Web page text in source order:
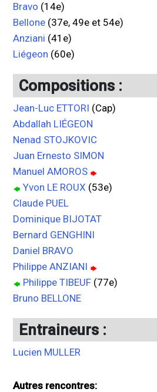
Bravo (14e)
Bellone (37e, 49e et 54e)
Anziani (41e)
Liégeon (60e)
Compositions :
Jean-Luc ETTORI (Cap)
Abdallah LIÉGEON
Nenad STOJKOVIC
Juan Ernesto SIMON
Manuel AMOROS
Yvon LE ROUX (53e)
Claude PUEL
Dominique BIJOTAT
Bernard GENGHINI
Daniel BRAVO
Philippe ANZIANI
Philippe TIBEUF (77e)
Bruno BELLONE
Entraineurs :
Lucien MULLER
Autres rencontres: